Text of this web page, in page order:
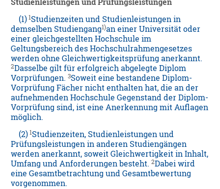
Studienleistungen und Prüfungsleistungen
(1) 1Studienzeiten und Studienleistungen in
demselben Studiengang1)an einer Universität oder
einer gleichgestellten Hochschule im
Geltungsbereich des Hochschulrahmengesetzes
werden ohne Gleichwertigkeitsprüfung anerkannt.
2Dasselbe gilt für erfolgreich abgelegte Diplom
Vorprüfungen.3Soweit eine bestandene Diplom-
Vorprüfung Fächer nicht enthalten hat, die an der
aufnehmenden Hochschule Gegenstand der Diplom-
Vorprüfung sind, ist eine Anerkennung mit Auflagen
möglich.
(2) 1Studienzeiten, Studienleistungen und
Prüfungsleistungen in anderen Studiengängen
werden anerkannt, soweit Gleichwertigkeit in Inhalt,
Umfang und Anforderungen besteht.2Dabei wird
eine Gesamtbetrachtung und Gesamtbewertung
vorgenommen.